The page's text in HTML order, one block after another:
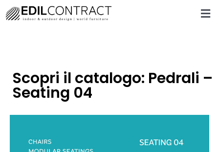
Scopri il catalogo: Pedrali –
Seating 04